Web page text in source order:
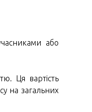
або
Ця вартість
на загальних